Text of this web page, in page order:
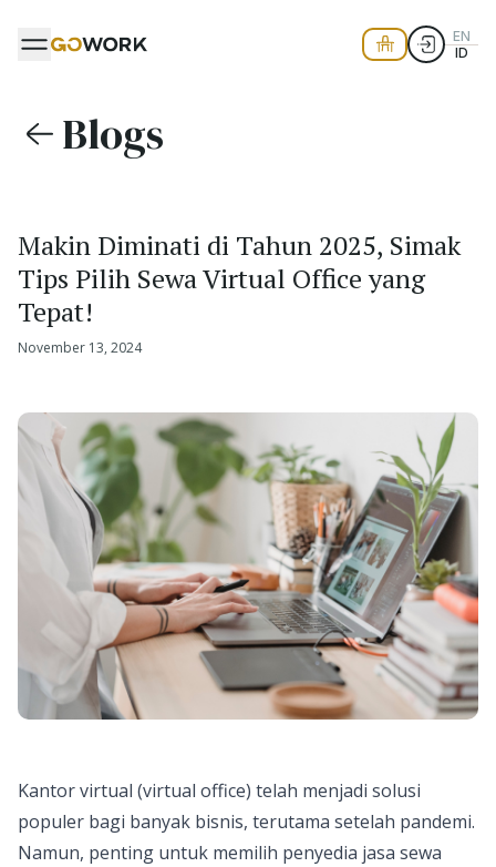
EN
ID
Blogs
Makin Diminati di Tahun 2025, Simak
Tips Pilih Sewa Virtual Office yang
Tepat!
November 13, 2024
Kantor virtual (virtual office) telah menjadi solusi
populer bagi banyak bisnis, terutama setelah pandemi.
Namun, penting untuk memilih penyedia jasa sewa